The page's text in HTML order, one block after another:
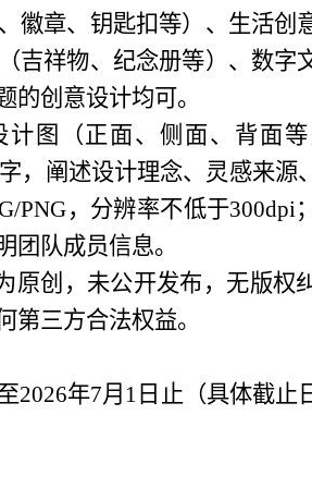
徽章、钥匙扣等）、生活创
吉祥物、 纪念册等）、数字
的创意设计均可。
图（正面、侧面、背面
，阐述设计理念、灵感来源
PNG，分辨率不低于300dpi
团队成员信息。
原创，未公开发布，无版权
第三方合法权益。
2026年7月 1 日止（具体截止